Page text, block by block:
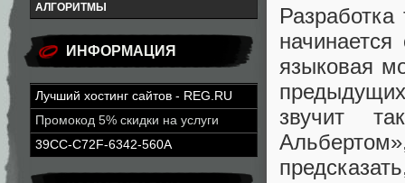
АЛГОРИТМЫ
ИНФОРМАЦИЯ
Лучший хостинг сайтов - REG.RU
Промокод 5% скидки на услуги
39CC-C72F-6342-560A
языковая
звучит